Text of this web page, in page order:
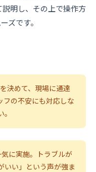
明し、その上で操作方
ズです。
決めて、現場に通達
フの不安にも対応しな
に実施。トラブルが
いい」という声が強ま